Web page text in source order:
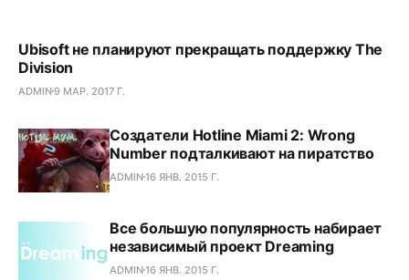
Ubisoft не планируют прекращать поддержку The
Division
ADMIN9 МАР. 2017 Г.
Создатели Hotline Miami 2: Wrong
Number подталкивают на пиратство
ADMIN16 ЯНВ. 2015 Г.
Все большую популярность набирает
независимый проект Dreaming
ADMIN16 ЯНВ. 2015 Г.